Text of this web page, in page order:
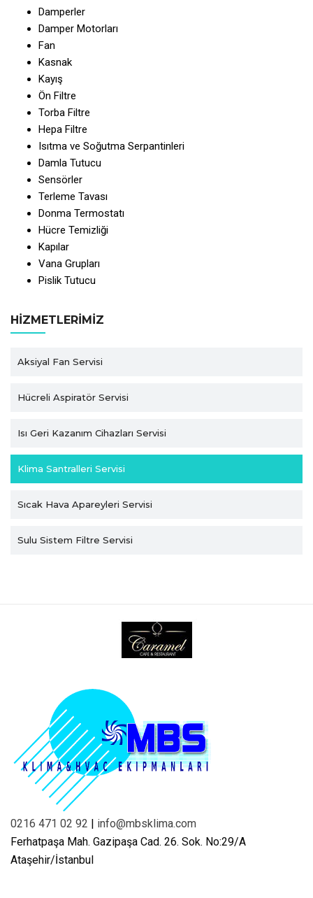
Damperler
Damper Motorları
Fan
Kasnak
Kayış
Ön Filtre
Torba Filtre
Hepa Filtre
Isıtma ve Soğutma Serpantinleri
Damla Tutucu
Sensörler
Terleme Tavası
Donma Termostatı
Hücre Temizliği
Kapılar
Vana Grupları
Pislik Tutucu
HIZMETLERIMIZ
Aksiyal Fan Servisi
Hücreli Aspiratör Servisi
Isı Geri Kazanım Cihazları Servisi
Klima Santralleri Servisi
Sıcak Hava Apareyleri Servisi
Sulu Sistem Filtre Servisi
0216 471 02 92
info@mbsklima.com
Ferhatpaşa Mah. Gazipaşa Cad. 26. Sok. No:29/A
Ataşehir/İstanbul